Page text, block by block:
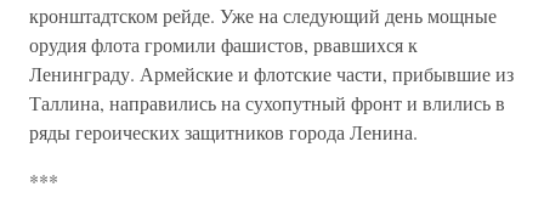
кронштадтском рейде. Уже на следующий день мощные
орудия флота громили фашистов, рвавшихся к
Ленинграду. Армейские и флотские части, прибывшие из
Таллина, направились на сухопутный фронт и влились в
ряды героических защитников города Ленина.
***